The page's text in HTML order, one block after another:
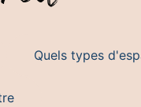
Quels types
être